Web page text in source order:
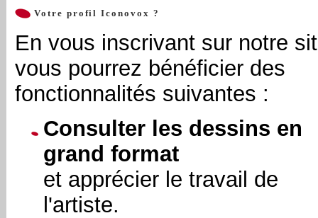
Votre profil Iconovox ?
En vous inscrivant sur notre
vous pourrez bénéficier des
fonctionnalités suivantes :
Consulter les dessins en
grand format
et apprécier le travail de
l'artiste.